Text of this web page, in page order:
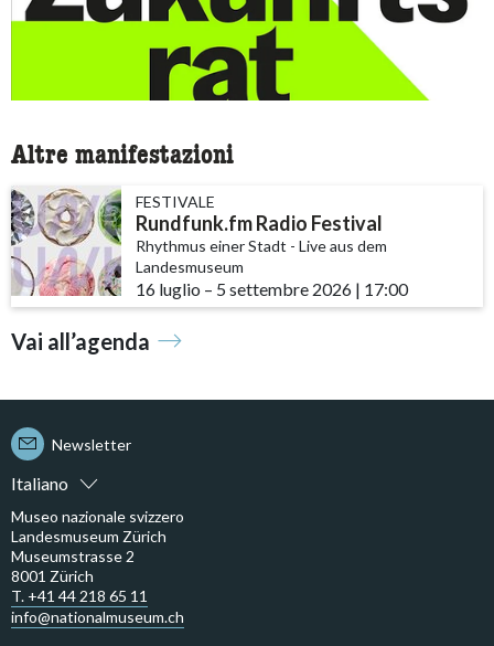
Altre manifestazioni
FESTIVALE
Rundfunk.fm Radio Festival
Rhythmus einer Stadt - Live aus dem
Landesmuseum
16 luglio accessibility.time_to
– 5 settembre 2026 | 17:00
Vai all’agenda
Italiano
Newsletter
Museo nazionale svizzero
Landesmuseum Zürich
Museumstrasse 2
8001 Zürich
T. +41 44 218 65 11
info@nationalmuseum.ch